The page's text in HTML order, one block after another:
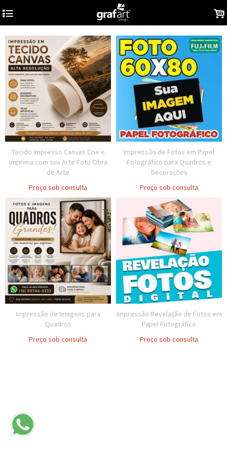
4 .
Tecido impresso Canvas Crie e
Imprima com sua Arte Foto Obra
de Arte
Preço sob consulta
Impressão de Fotos em Papel
Fotográfico para Quadros e
Decorações
Preço sob consulta
Impressão de Imagens para
Quadros
Preço sob consulta
Impressão Revelação de Fotos em
Papel Fotográfico
Preço sob consulta